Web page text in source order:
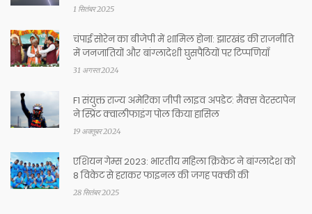
1 सितंबर 2025
चंपाई सोरेन का बीजेपी में शामिल होना: झारखंड की राजनीति
में जनजातियों और बांग्लादेशी घुसपैठियों पर टिप्पणियाँ
31 अगस्त 2024
F1 संयुक्त राज्य अमेरिका जीपी लाइव अपडेट: मैक्स वेरस्टापेन
ने स्प्रिंट क्वालीफाइंग पोल किया हासिल
19 अक्तूबर 2024
एशियन गेम्स 2023: भारतीय महिला क्रिकेट ने बांग्लादेश को
8 विकेट से हराकर फाइनल की जगह पक्की की
28 सितंबर 2025